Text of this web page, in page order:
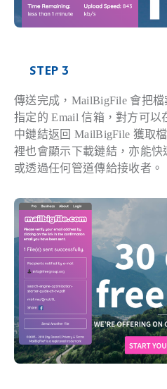
STEP 3
傳送完成，MailBigFile 會把
指定的 Email 信箱，對方可以
中鏈結返回 MailBigFile 獲取
裡也會顯示下載鏈結，亦能快
或透過任何管道傳給接收者。